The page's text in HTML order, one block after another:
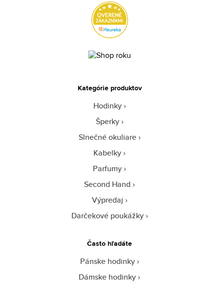
Kategórie produktov
Hodinky
Šperky
Slnečné okuliare
Kabelky
Parfumy
Second Hand
Výpredaj
Darčekové poukážky
Často hľadáte
Pánske hodinky
Dámske hodinky